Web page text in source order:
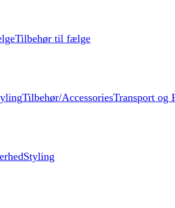
Tilbehør til fælge
Tilbehør/AccessoriesTransport og
Styling